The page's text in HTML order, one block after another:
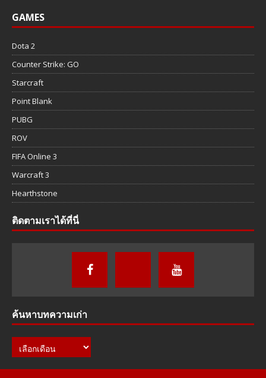
GAMES
Dota 2
Counter Strike: GO
Starcraft
Point Blank
PUBG
ROV
FIFA Online 3
Warcraft 3
Hearthstone
ติดตามเราได้ที่นี่
ค้นหาบทความเก่า